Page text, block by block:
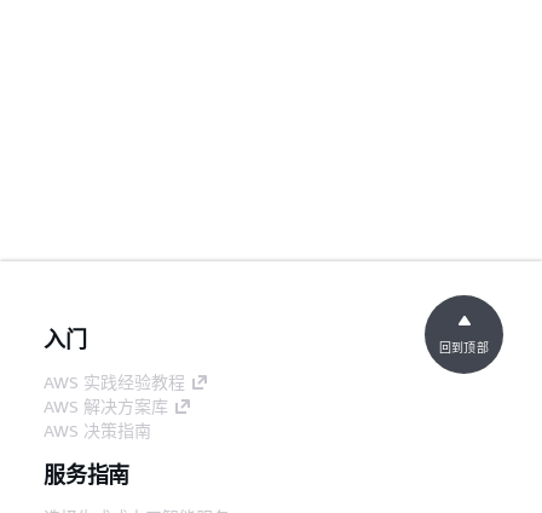
入门
AWS 实践经验教程
AWS 解决方案库
AWS 决策指南
服务指南
回到顶部